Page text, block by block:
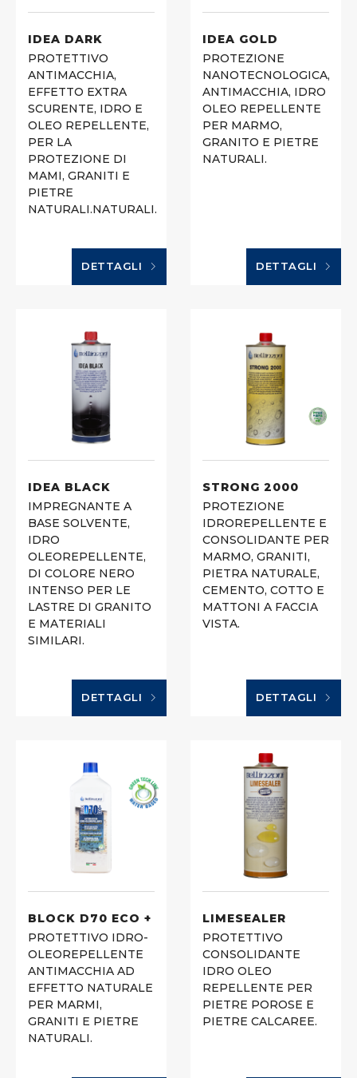
IDEA DARK
PROTETTIVO
ANTIMACCHIA,
EFFETTO EXTRA
SCURENTE, IDRO E
OLEO REPELLENTE,
PER LA
PROTEZIONE DI
MAMI, GRANITI E
PIETRE
NATURALI.NATURALI.
DETTAGLI
IDEA GOLD
PROTEZIONE
NANOTECNOLOGICA,
ANTIMACCHIA, IDRO
OLEO REPELLENTE
PER MARMO,
GRANITO E PIETRE
NATURALI.
DETTAGLI
IDEA BLACK
IMPREGNANTE A
BASE SOLVENTE,
IDRO
OLEOREPELLENTE,
DI COLORE NERO
INTENSO PER LE
LASTRE DI GRANITO
E MATERIALI
SIMILARI.
DETTAGLI
STRONG 2000
PROTEZIONE
IDROREPELLENTE E
CONSOLIDANTE PER
MARMO, GRANITI,
PIETRA NATURALE,
CEMENTO, COTTO E
MATTONI A FACCIA
VISTA.
DETTAGLI
BLOCK D70 ECO +
PROTETTIVO IDRO-
OLEOREPELLENTE
ANTIMACCHIA AD
EFFETTO NATURALE
PER MARMI,
GRANITI E PIETRE
NATURALI.
LIMESEALER
PROTETTIVO
CONSOLIDANTE
IDRO OLEO
REPELLENTE PER
PIETRE POROSE E
PIETRE CALCAREE.